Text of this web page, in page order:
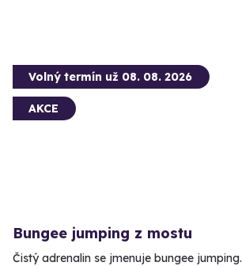
Volný termín už 08. 08. 2026
AKCE
Bungee jumping z mostu
Čistý adrenalin se jmenuje bungee jumping.